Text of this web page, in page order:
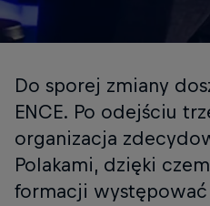
Do sporej zmiany
ENCE. Po odejściu
organizacja
Polakami, dzięki
formacji